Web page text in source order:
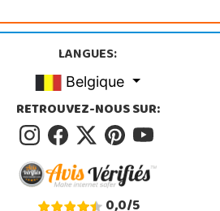
LANGUES:
Belgique
RETROUVEZ-NOUS SUR: